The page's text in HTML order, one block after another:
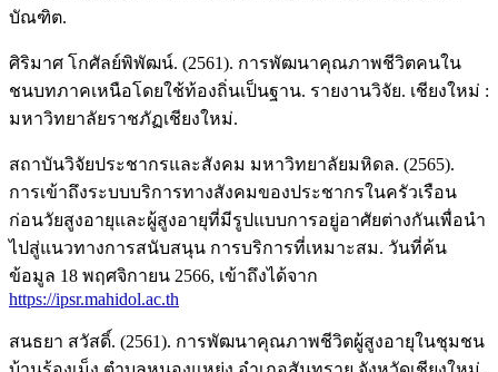
บัณฑิต.
ศิริมาศ โกศัลย์พิพัฒน์. (2561). การพัฒนาคุณภาพชีวิตคนใน
ชนบทภาคเหนือโดยใช้ท้องถิ่นเป็นฐาน. รายงานวิจัย. เชียงใหม่ :
มหาวิทยาลัยราชภัฏเชียงใหม่.
สถาบันวิจัยประชากรและสังคม มหาวิทยาลัยมหิดล. (2565).
การเข้าถึงระบบบริการทางสังคมของประชากรในครัวเรือน
ก่อนวัยสูงอายุและผู้สูงอายุที่มีรูปแบบการอยู่อาศัยต่างกันเพื่อนำ
ไปสู่แนวทางการสนับสนุน การบริการที่เหมาะสม. วันที่ค้น
ข้อมูล 18 พฤศจิกายน 2566, เข้าถึงได้จาก
https://ipsr.mahidol.ac.th
สนธยา สวัสดิ์. (2561). การพัฒนาคุณภาพชีวิตผู้สูงอายุในชุมชน